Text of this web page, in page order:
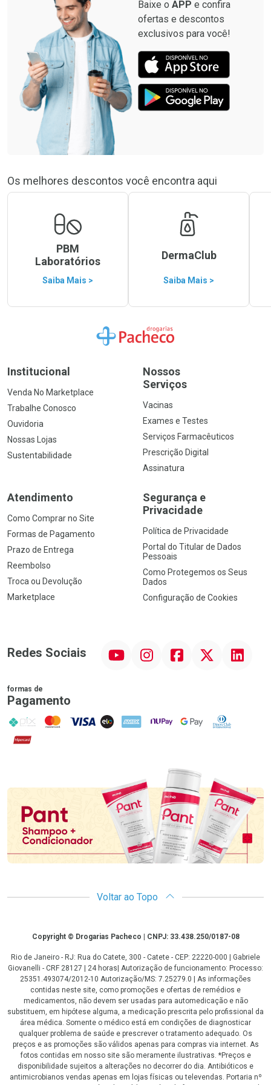
Baixe o APP e confira
ofertas e descontos
exclusivos para você!
Os melhores descontos você encontra aqui
PBM
Laboratórios
Saiba Mais >
DermaClub
Saiba Mais >
Ir para a Home
Institucional
Venda No Marketplace
Trabalhe Conosco
Ouvidoria
Nossas Lojas
Sustentabilidade
Nossos
Serviços
Vacinas
Exames e Testes
Serviços Farmacêuticos
Prescrição Digital
Assinatura
Atendimento
Como Comprar no Site
Formas de Pagamento
Prazo de Entrega
Reembolso
Troca ou Devolução
Marketplace
Segurança e
Privacidade
Política de Privacidade
Portal do Titular de Dados
Pessoais
Como Protegemos os Seus
Dados
Configuração de Cookies
Redes Sociais InstagramFacebook Linkedin
formas de
Pagamento
PIX MasterCard
VISA ELO AMEX NuPay Google PayDiners Club
Hipercard
Promoção em Destaque
Voltar ao Topo
CopyrightCopyright © Drogarias Pacheco | CNPJ: 33.438.250/0187-08
Rio de Janeiro - RJ: Rua do Catete, 300 - Catete - CEP: 22220-000 | Gabriele
Giovanelli - CRF 28127 | 24 horas| Autorização de funcionamento: Processo:
25351.493074/2012-10 Autorização/MS: 7.25279.0 | As informações
contidas neste site, como promoções e ofertas de remédios e
medicamentos, não devem ser usadas para automedicação e não
substituem, em hipótese alguma, a medicação prescrita pelo profissional da
área médica. Somente o médico está em condições de diagnosticar
qualquer problema de saúde e prescrever o tratamento adequado. Os
preços e as promoções são válidos apenas para compras via internet. As
fotos contidas em nosso site são meramente ilustrativas. *Preços e
disponibilidade sujeitos a alterações no decorrer do dia. Antibióticos e
antimicrobianos vendas apenas em lojas físicas ou televendas. Portaria nº